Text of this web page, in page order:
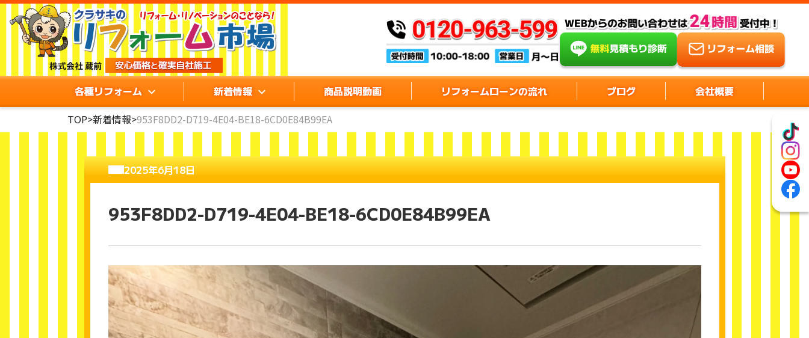
各種リフォーム 新着情報 商品説明動画 リフォームローンの流れ ブログ
会社概要
TOP>新着情報>953F8DD2-D719-4E04-BE18-6CD0E84B99EA
2025年6月18日
953F8DD2-D719-4E04-BE18-6CD0E84B99EA